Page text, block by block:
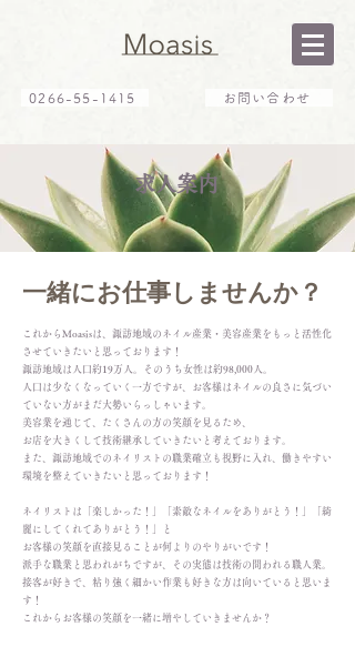
0266-55-1415 お問い合わせ
求人案内
一緒にお仕事しませんか？
これからMoasisは、諏訪地域のネイル産業・美容産業をもっと活性化
させていきたいと思っております！
諏訪地域は人口約19万人。
そのうち女性は約98,000人。
人口は少なくなっていく一方ですが、お客様はネイルの良さに気づい
ていない方がまだ大勢いらっしゃいます。
美容業を通じて、たくさんの方の笑顔を見るため、
お店を大きくして技術継承していきたいと考えております。
また、諏訪地域 でのネイリストの職業確立も視野に入れ、働きやすい
環境を整えていきたいと思っております！
ネイリストは「楽しかった！」「素敵なネイルをありがとう！」「綺
麗にしてくれてありがとう！」と
お客様の笑顔を 直接見ることが何よりのやりがいです！
派手な職業と思われがちですが、その実態は技術の問われる職人業。
接客が好きで、粘り強く細かい作業も好きな方は向いていると思いま
す！
これからお客様の笑顔を一緒に増やしていきませんか？